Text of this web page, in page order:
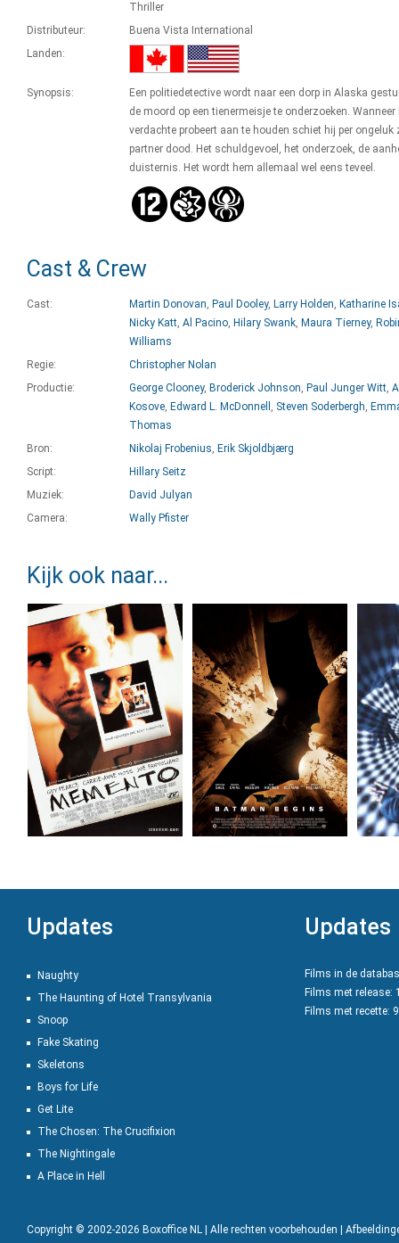
Thriller
Distributeur:
Buena Vista International
Landen:
Synopsis:
Een politiedetective wordt naar een dorp in Alaska
de moord op een tienermeisje te onderzoeken. Wanneer
verdachte probeert aan te houden schiet hij per ongeluk
partner dood. Het schuldgevoel, het onderzoek, de
duisternis. Het wordt hem allemaal wel eens teveel.
Cast & Crew
Cast: Martin Donovan, Paul Dooley, Larry Holden, Katharine
Nicky Katt, Al Pacino, Hilary Swank, Maura Tierney,
Williams
Regie:
Christopher Nolan
Productie:
George Clooney, Broderick Johnson, Paul Junger Witt,
Kosove, Edward L. McDonnell , Steven Soderbergh,
Thomas
Bron:
Nikolaj Frobenius, Erik Skjoldbjærg
Script:
Hillary Seitz
Muziek:
David Julyan
Camera:
Wally Pfister
Kijk ook naar...
Updates
Naughty
The Haunting of Hotel Transylvania
Snoop
Fake Skating
Skeletons
Boys for Life
Get Lite
The Chosen: The Crucifixion
The Nightingale
A Place in Hell
Updates
Films in de
Films met release:
Films met recette:
Copyright © 2002-2026 Boxoffice NL | Alle rechten voorbehouden |